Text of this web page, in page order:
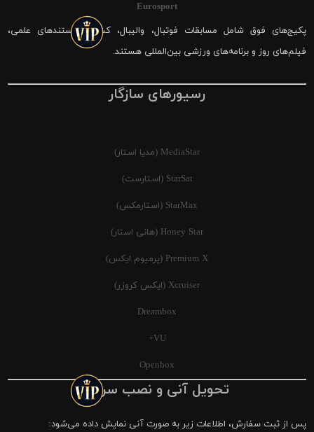
Eurosport
پکیج‌های فوق شامل مسابقات فوتبال، والیبال، کشتی، مستندهای علمی،
فیلم‌های روز و برنامه‌های ورزشی بین‌المللی هستند.
رسیورهای سازگار
MediaStar (مدیا استار)
StarSat (استارست)
StarMax (استارمکس)
Honey Star (هانی استار)
Premium X (پرمیوم ایکس)
Xcruiser (ایکس کروزر)
Dreambox
VU+
Openbox
تحویل آنی و نصب سریع
پس از ثبت سفارش، اطلاعات زیر به صورت آنی نمایش داده می‌شود: